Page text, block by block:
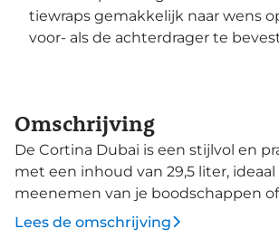
tiewraps gemakkelijk naar wens
voor- als de achterdrager te
Omschrijving
De Cortina Dubai is een stijlvol en
met een inhoud van 29,5 liter,
meenemen van je boodschappen
voorzien van het Cortina-logo en
Je kunt het krat heel eenvoudig
Lees de omschrijving